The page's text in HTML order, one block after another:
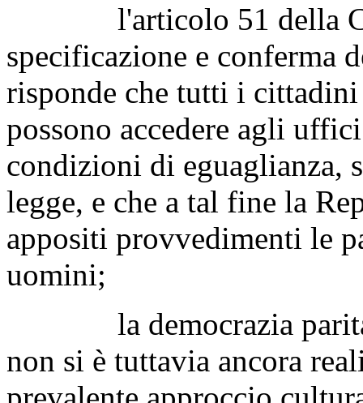
l'articolo 51 della
specificazione e
risponde che tutti i
possono accedere agli
condizioni di eguaglianza,
legge, e che a tal fine la
appositi provvedimenti le
uomini;
la democrazia
non si è tuttavia ancora